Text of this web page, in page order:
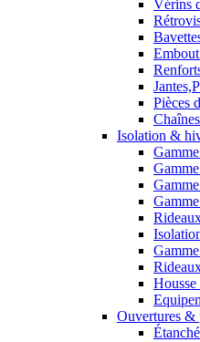
Vérins
Pièces
Isolation &
Housse
Ouvertures &